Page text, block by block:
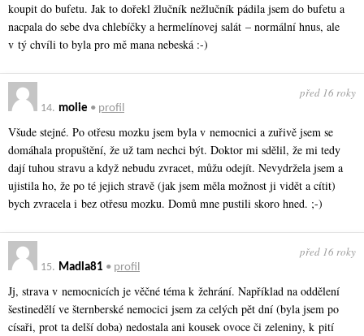
koupit do bufetu. Jak to dořekl žlučník nežlučník pádila jsem do bufetu a
nacpala do sebe dva chlebíčky a hermelínovej salát – normální hnus, ale
v tý chvíli to byla pro mě mana nebeská :-)
14. molie • profil
před 16 roky
Všude stejné. Po otřesu mozku jsem byla v nemocnici a zuřivě jsem se
domáhala propuštění, že už tam nechci být. Doktor mi sdělil, že mi tedy
dají tuhou stravu a když nebudu zvracet, můžu odejít. Nevydržela jsem a
ujistila ho, že po té jejich stravě (jak jsem měla možnost ji vidět a cítit)
bych zvracela i bez otřesu mozku. Domů mne pustili skoro hned. ;-)
15. Madla81 • profil
před 16 roky
Jj, strava v nemocnicích je věčné téma k žehrání. Například na oddělení
šestinedělí ve šternberské nemocici jsem za celých pět dní (byla jsem po
císaři, prot ta delší doba) nedostala ani kousek ovoce či zeleniny, k pití